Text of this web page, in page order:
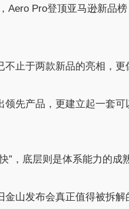
Aero Pro登顶亚马逊新品
止于两款新品的亮相，更
领先产品，更建立起一套
”，底层则是体系能力的成
金山发布会真正值得被拆